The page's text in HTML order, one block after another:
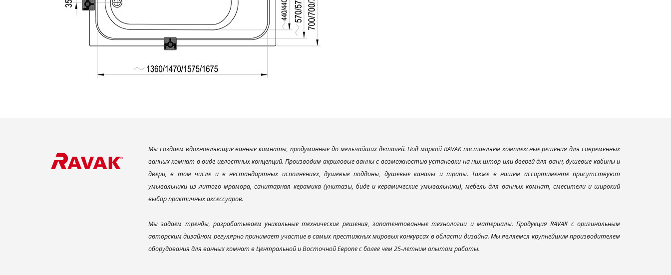
Мы создаем вдохновляющие ванные комнаты, продуманные до мельчайших деталей. Под маркой RAVAK поставляем комплексные решения для современных
ванных комнат в виде целостных концепций. Производим акриловые ванны с возможностью установки на них штор или дверей для ванн, душевые кабины и
двери, в том числе и в нестандартных исполнениях, душевые поддоны, душевые каналы и трапы. Также в нашем ассортименте присутствуют
умывальники из литого мрамора, санитарная керамика (унитазы, биде и керамические умывальники), мебель для ванных комнат, смесители и широкий
выбор практичных аксессуаров.
Мы задаём тренды, разрабатываем уникальные технические решения, запатентованные технологии и материалы. Продукция RAVAK с оригинальным
авторским дизайном регулярно принимает участие в самых престижных мировых конкурсах в области дизайна. Мы являемся крупнейшим производителем
оборудования для ванных комнат в Центральной и Восточной Европе с более чем 25-летним опытом работы.